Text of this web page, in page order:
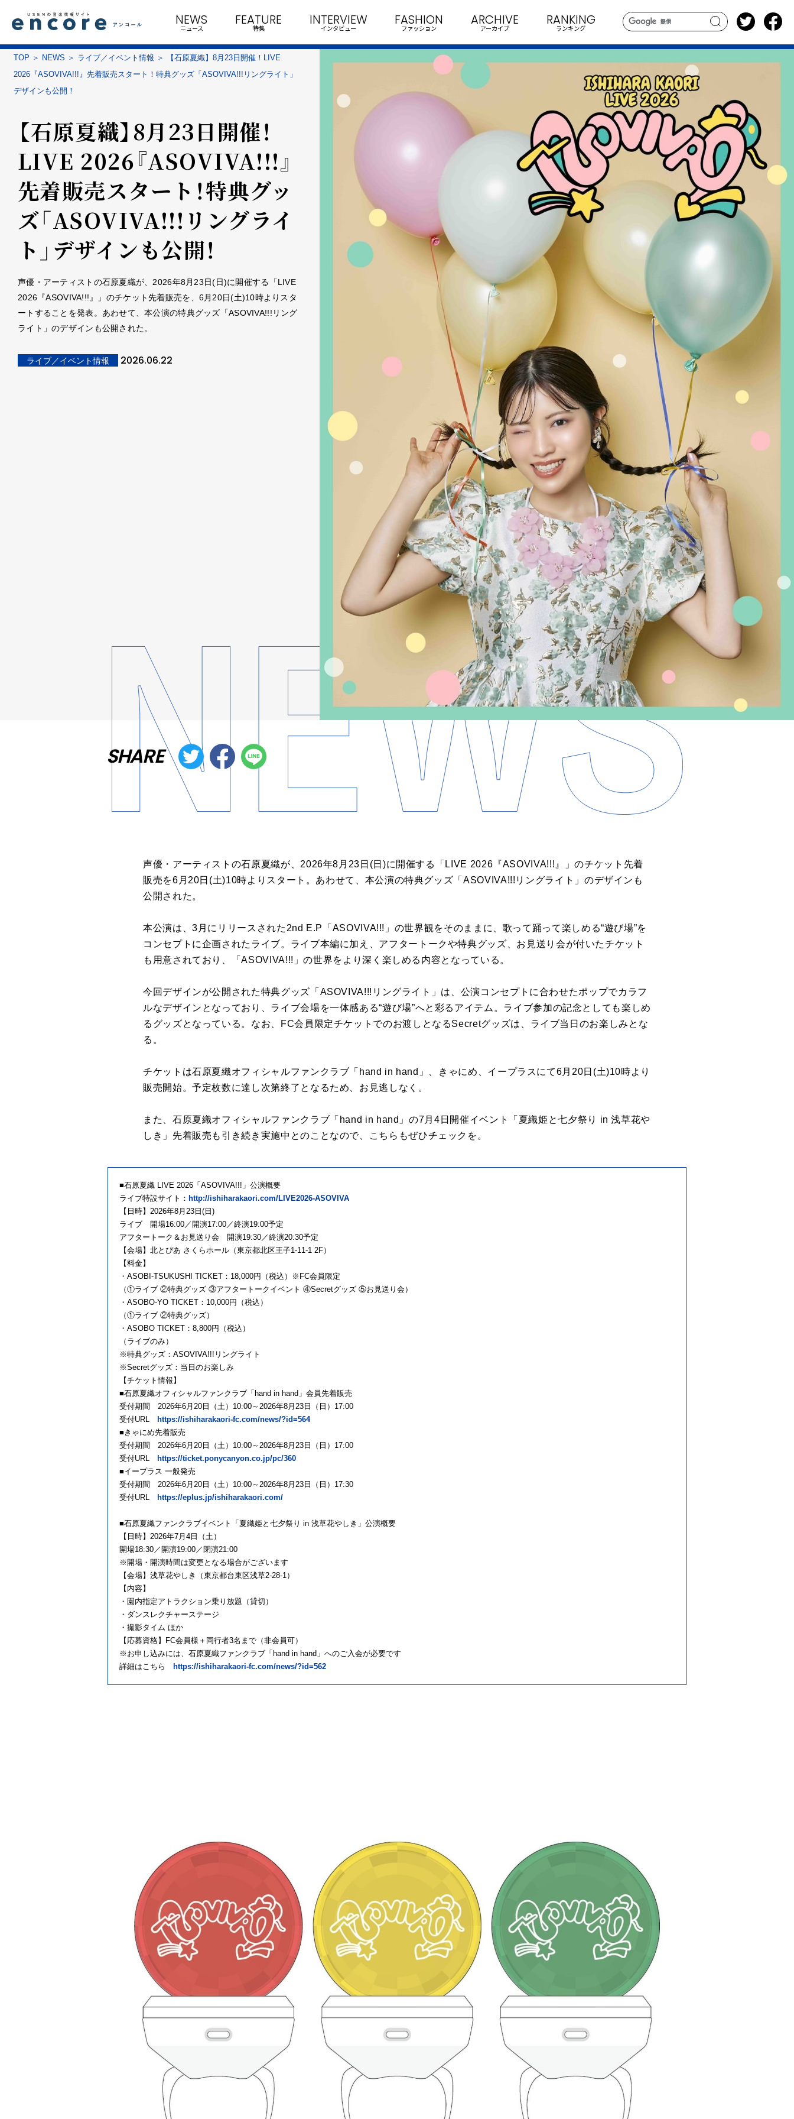
search
NEWS
ニュース
FEATURE
特集
INTERVIEW
インタビュー
FASHION
ファッション
ARCHIVE
アーカイブ
RANKING
ランキング
TOP NEWS ライブ／イベント情報
【石原夏織】8月23日開催！LIVE
2026『ASOVIVA!!!』先着販売スタート！特典グッズ「ASOVIVA!!!リングライト」
デザインも公開！
【石原夏織】8月23日開催！
LIVE 2026『ASOVIVA!!!』
先着販売スタート！特典グッ
ズ「ASOVIVA!!!リングライ
ト」デザインも公開！
声優・アーティストの石原夏織が、2026年8月23日(日)に開催する「LIVE
2026『ASOVIVA!!!』」のチケット先着販売を、6月20日(土)10時よりスタ
ートすることを発表。あわせて、本公演の特典グッズ「ASOVIVA!!!リング
ライト」のデザインも公開された。
ライブ／イベント情報 2026.06.22
SHARE
声優・アーティストの石原夏織が、2026年8月23日(日)に開催する「LIVE 2026『ASOVIVA!!!』」のチケット先着
販売を6月20日(土)10時よりスタート。あわせて、本公演の特典グッズ「ASOVIVA!!!リングライト」のデザインも
公開された。
本公演は、3月にリリースされた2nd E.P「ASOVIVA!!!」の世界観をそのままに、歌って踊って楽しめる“遊び場”を
コンセプトに企画されたライブ。ライブ本編に加え、アフタートークや特典グッズ、お見送り会が付いたチケット
も用意されており、「ASOVIVA!!!」の世界をより深く楽しめる内容となっている。
今回デザインが公開された特典グッズ「ASOVIVA!!!リングライト」は、公演コンセプトに合わせたポップでカラフ
ルなデザインとなっており、ライブ会場を一体感ある“遊び場”へと彩るアイテム。ライブ参加の記念としても楽しめ
るグッズとなっている。なお、FC会員限定チケットでのお渡しとなるSecretグッズは、ライブ当日のお楽しみとな
る。
チケットは石原夏織オフィシャルファンクラブ「hand in hand」、きゃにめ、イープラスにて6月20日(土)10時より
販売開始。予定枚数に達し次第終了となるため、お見逃しなく。
また、石原夏織オフィシャルファンクラブ「hand in hand」の7月4日開催イベント「夏織姫と七夕祭り in 浅草花や
しき」先着販売も引き続き実施中とのことなので、こちらもぜひチェックを。
■石原夏織 LIVE 2026「ASOVIVA!!!」公演概要
ライブ特設サイト： http://ishiharakaori.com/LIVE2026-ASOVIVA
【日時】2026年8月23日(日)
ライブ 開場16:00／開演17:00／終演19:00予定
アフタートーク＆お見送り会 開演19:30／終演20:30予定
【会場】北とぴあ さくらホール（東京都北区王子1-11-1 2F）
【料金】
・ASOBI-TSUKUSHI TICKET：18,000円（税込）※FC会員限定
（①ライブ ②特典グッズ ③アフタートークイベント ④Secretグッズ ⑤お見送り会）
・ASOBO-YO TICKET：10,000円（税込）
（①ライブ ②特典グッズ）
・ASOBO TICKET：8,800円（税込）
（ライブのみ）
※特典グッズ：ASOVIVA!!!リングライト
※Secretグッズ：当日のお楽しみ
【チケット情報】
■石原夏織オフィシャルファンクラブ「hand in hand」会員先着販売
受付期間 2026年6月20日（土）10:00～2026年8月23日（日）17:00
受付URL
https://ishiharakaori-fc.com/news/?id=564
■きゃにめ先着販売
受付期間 2026年6月20日（土）10:00～2026年8月23日（日）17:00
受付URL
https://ticket.ponycanyon.co.jp/pc/360
■イープラス 一般発売
受付期間 2026年6月20日（土）10:00～2026年8月23日（日）17:30
受付URL
https://eplus.jp/ishiharakaori.com/
■石原夏織ファンクラブイベント「夏織姫と七夕祭り in 浅草花やしき」公演概要
【日時】2026年7月4日（土）
開場18:30／開演19:00／閉演21:00
※開場・開演時間は変更となる場合がございます
【会場】浅草花やしき（東京都台東区浅草2-28-1）
【内容】
・園内指定アトラクション乗り放題（貸切）
・ダンスレクチャーステージ
・撮影タイム ほか
【応募資格】FC会員様＋同行者3名まで（非会員可）
※お申し込みには、石原夏織ファンクラブ「hand in hand」へのご入会が必要です
詳細はこちら
https://ishiharakaori-fc.com/news/?id=562